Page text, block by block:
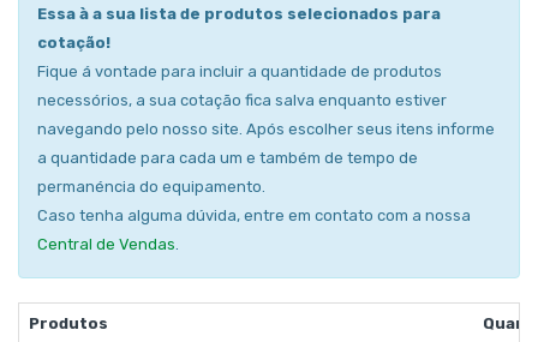
Essa à a sua lista de produtos selecionados para
cotação!
Fique á vontade para incluir a quantidade de produtos
necessórios, a sua cotação fica salva enquanto estiver
navegando pelo nosso site. Após escolher seus itens informe
a quantidade para cada um e também de tempo de
permanéncia do equipamento.
Caso tenha alguma dúvida, entre em contato com a nossa
Central de Vendas
Produtos